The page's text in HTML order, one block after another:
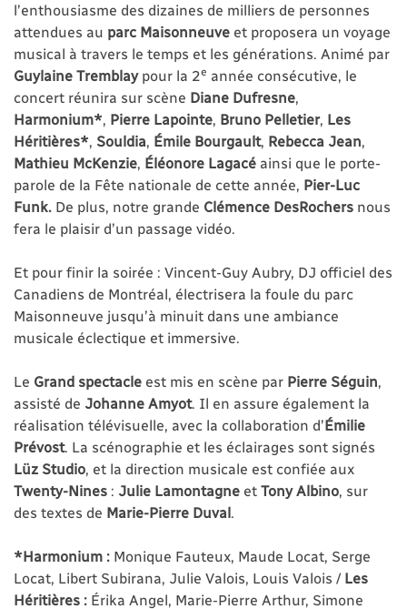
l’enthousiasme des dizaines de milliers de personnes
attendues au parc Maisonneuve et proposera un voyage
musical à travers le temps et les générations. Animé par
Guylaine Tremblay pour la 2e année consécutive, le
concert réunira sur scène Diane Dufresne
Harmonium* Pierre Lapointe Bruno Pelletier, Les
Héritières* Souldia Émile Bourgault, Rebecca Jean
Mathieu McKenzie Éléonore Lagacé ainsi que le porte-
parole de la Fête nationale de cette année, Pier-Luc
Funk. De plus, notre grande Clémence DesRochers nous
fera le plaisir d’un passage vidéo.
Et pour finir la soirée : Vincent-Guy Aubry, DJ officiel des
Canadiens de Montréal, électrisera la foule du parc
Maisonneuve jusqu’à minuit dans une ambiance
musicale éclectique et immersive.
Le Grand spectacle est mis en scène par Pierre Séguin
assisté de Johanne Amyot. Il en assure également la
réalisation télévisuelle, avec la collaboration d’Émilie
Prévost. La scénographie et les éclairages sont signés
Lüz Studio , et la direction musicale est confiée aux
Twenty-Nines : Julie Lamontagne et Tony Albino , sur
des textes de Marie-Pierre Duval
*Harmonium : Monique Fauteux, Maude Locat, Serge
Locat, Libert Subirana, Julie Valois, Louis Valois / Les
Héritières : Érika Angel, Marie-Pierre Arthur, Simone